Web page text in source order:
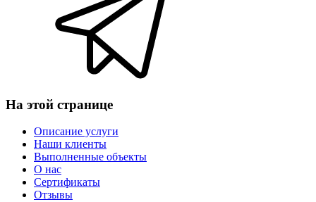
На этой странице
Описание услуги
Наши клиенты
Выполненные объекты
О нас
Сертификаты
Отзывы